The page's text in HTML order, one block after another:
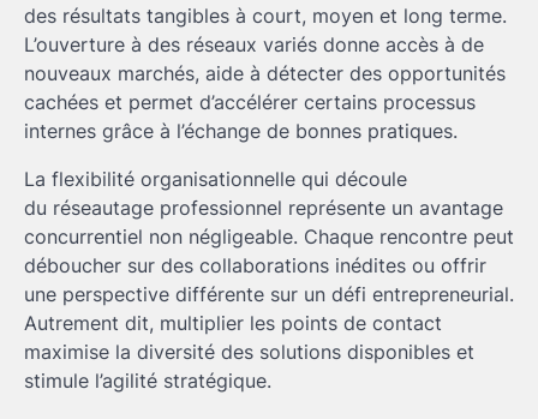
des résultats tangibles à court, moyen et long terme.
L’ouverture à des réseaux variés donne accès à de
nouveaux marchés, aide à détecter des opportunités
cachées et permet d’accélérer certains processus
internes grâce à l’échange de bonnes pratiques.
La flexibilité organisationnelle qui découle
du réseautage professionnel représente un avantage
concurrentiel non négligeable. Chaque rencontre peut
déboucher sur des collaborations inédites ou offrir
une perspective différente sur un défi entrepreneurial.
Autrement dit, multiplier les points de contact
maximise la diversité des solutions disponibles et
stimule l’agilité stratégique.